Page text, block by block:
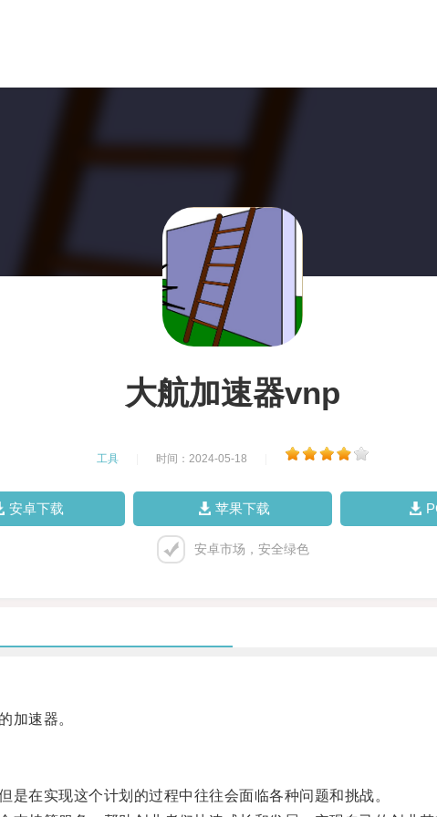
大航加速器vnp
工具 时间：2024-05-18
安卓下载 苹果下载
安卓市场，安全绿色
速器。
在实现这个计划的过程中往往会面临各种问题和挑战。